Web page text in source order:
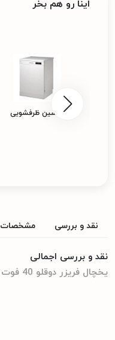
اینا رو هم بخر
ماشین ظرفشویی
نقد و بررسی مشخصات
نقد و بررسی اجمالی
یخچال فریزر دوقلو 40 فوت دوو مدل SI-20M